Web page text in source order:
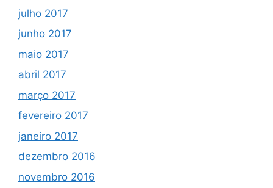
julho 2017
junho 2017
maio 2017
abril 2017
março 2017
fevereiro 2017
janeiro 2017
dezembro 2016
novembro 2016